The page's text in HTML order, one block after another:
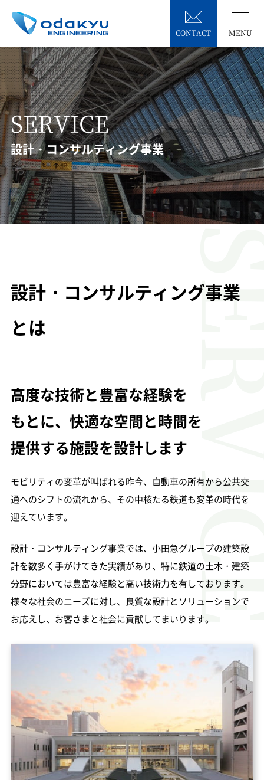
CONTACT MENU
SERVICE
設計・コンサルティング事業
設計・コンサルティング事業
とは
高度な技術と豊富な経験を
もとに、快適な空間と時間を
提供する施設を設計します
モビリティの変革が叫ばれる昨今、自動車の所有から公共交
通へのシフトの流れから、その中核たる鉄道も変革の時代を
迎えています。
設計・コンサルティング事業では、小田急グループの建築設
計を数多く手がけてきた実績があり、特に鉄道の土木・建築
分野においては豊富な経験と高い技術力を有しております。
様々な社会のニーズに対し、良質な設計とソリューションで
お応えし、お客さまと社会に貢献してまいります。